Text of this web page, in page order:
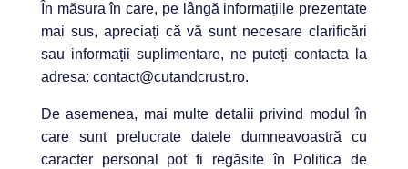
În măsura în care, pe lângă informațiile prezentate
mai sus, apreciați că vă sunt necesare clarificări
sau informații suplimentare, ne puteți contacta la
adresa: contact@cutandcrust.ro.
De asemenea, mai multe detalii privind modul în
care sunt prelucrate datele dumneavoastră cu
caracter personal pot fi regăsite în Politica de